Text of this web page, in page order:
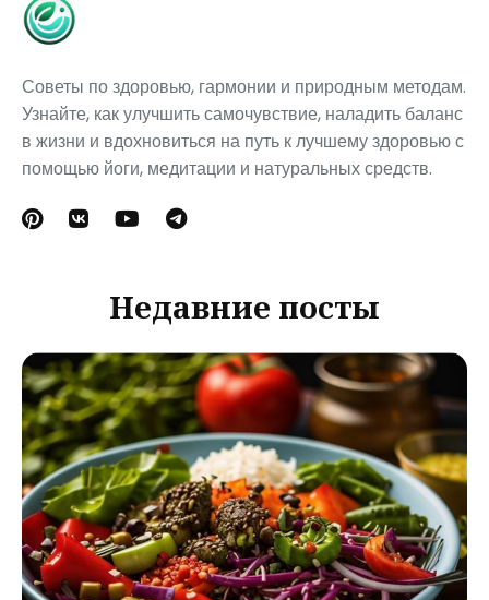
Советы по здоровью, гармонии и природным методам.
Узнайте, как улучшить самочувствие, наладить баланс
в жизни и вдохновиться на путь к лучшему здоровью с
помощью йоги, медитации и натуральных средств.
Недавние посты